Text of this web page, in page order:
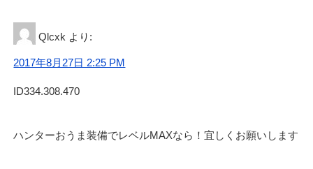
Qlcxk より:
2017年8月27日 2:25 PM
ID334.308.470
ハンターおうま装備でレベルMAXなら！宜しくお願いします